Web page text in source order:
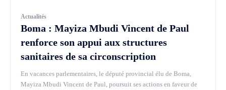
Actualités
Boma : Mayiza Mbudi Vincent de Paul
renforce son appui aux structures
sanitaires de sa circonscription
En vacances parlementaires, le député provincial élu de Boma,
Mayiza Mbudi Vincent de Paul, poursuit ses actions en faveur de